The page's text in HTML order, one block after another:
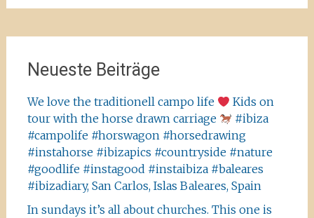
Neueste Beiträge
We love the traditionell campo life
Kids on
tour with the horse drawn carriage
#ibiza
#campolife #horswagon #horsedrawing
#instahorse #ibizapics #countryside #nature
#goodlife #instagood #instaibiza #baleares
#ibizadiary, San Carlos, Islas Baleares, Spain
In sundays it’s all about churches. This one is